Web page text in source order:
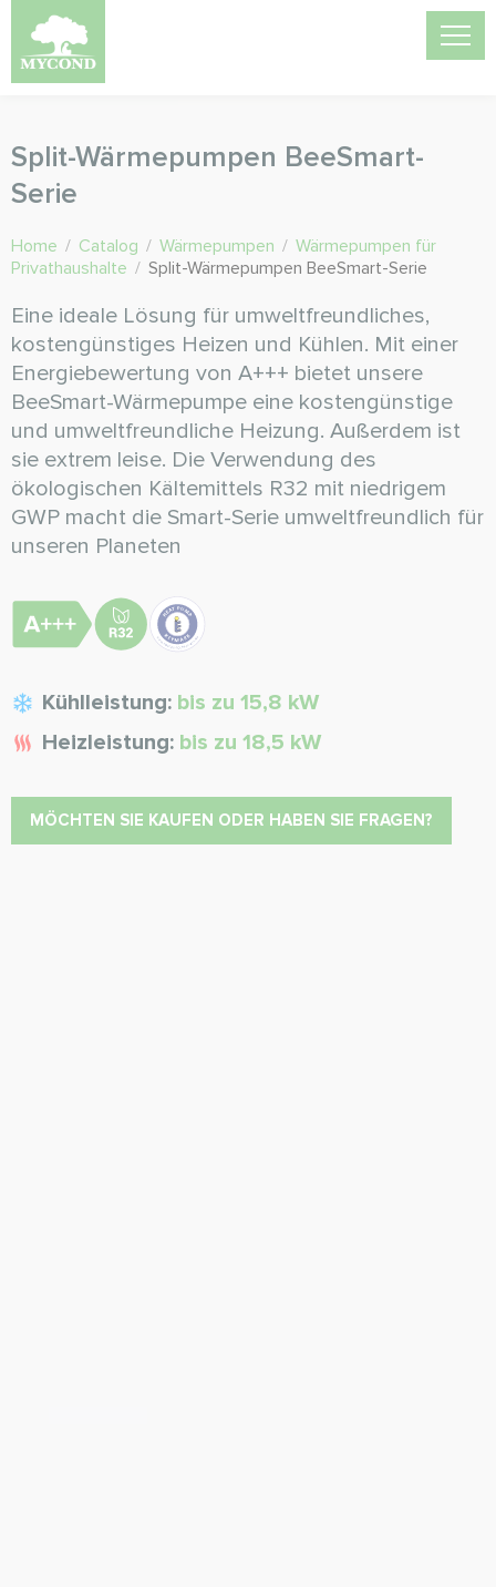
Split-Wärmepumpen BeeSmart-
Serie
Home / Catalog / Wärmepumpen / Wärmepumpen für
Privathaushalte / Split-Wärmepumpen BeeSmart-Serie
Eine ideale Lösung für umweltfreundliches,
kostengünstiges Heizen und Kühlen. Mit einer
Energiebewertung von A+++ bietet unsere
BeeSmart-Wärmepumpe eine kostengünstige
und umweltfreundliche Heizung. Außerdem ist
sie extrem leise. Die Verwendung des
ökologischen Kältemittels R32 mit niedrigem
GWP macht die Smart-Serie umweltfreundlich für
unseren Planeten
Kühlleistung: bis zu 15,8 kW
Heizleistung: bis zu 18,5 kW
MÖCHTEN SIE KAUFEN ODER HABEN SIE FRAGEN?